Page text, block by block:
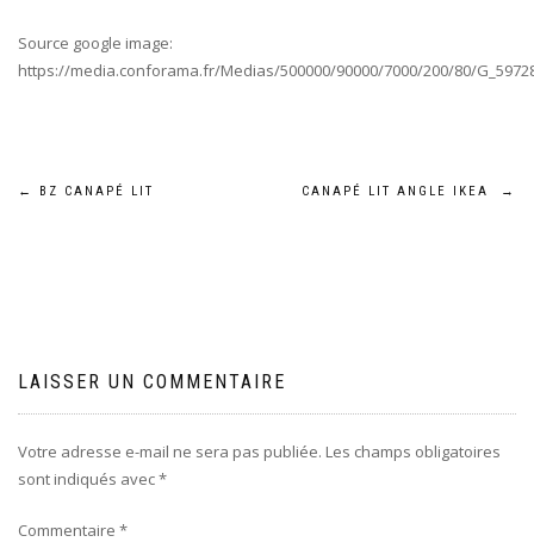
Source google image:
https://media.conforama.fr/Medias/500000/90000/7000/200/80/
Navigation
← BZ CANAPÉ LIT CANAPÉ LIT ANGLE IKEA →
LAISSER UN COMMENTAIRE
Votre adresse e-mail ne sera pas publiée. Les champs obligatoires
sont indiqués avec*
Commentaire *